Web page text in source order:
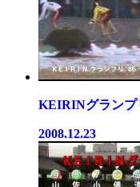
KEIRINグランプ
2008.12.23